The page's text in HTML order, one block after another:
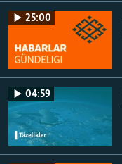
25:00
04:59